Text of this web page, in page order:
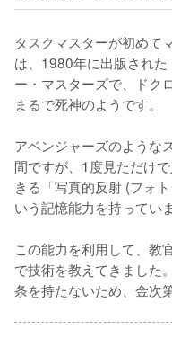
タスクマスターが初めて
は、1980年に出版され
ー・マスターズで、ドク
まるで死神のようです。
アベンジャーズのような
間ですが、1度見ただけ
きる「写真的反射 (フォ
いう記憶能力を持っていま
この能力を利用して、教
で技術を教えてきました
条を持たないため、金次